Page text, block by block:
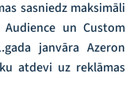
sasniedz maksimāli
un Custom
janvāra Azeron
atdevi uz reklāmas